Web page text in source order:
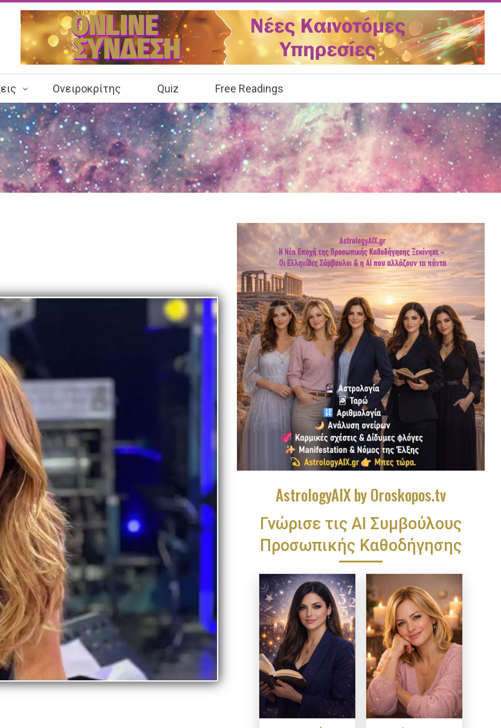
Ονειροκρίτης Quiz Free Readings
AstrologyAIX by Oroskopos.tv
Γνώρισε τις ΑΙ Συμβούλους
Προσωπικής Καθοδήγησης